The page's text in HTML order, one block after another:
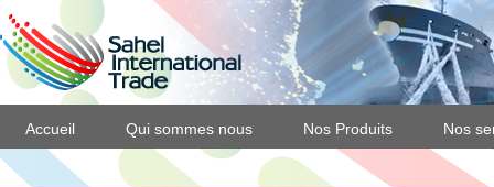
Accueil Qui sommes nous Nos Produits Nos